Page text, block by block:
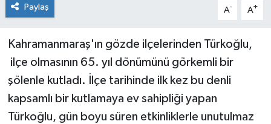
Paylaş A- A+
Kahramanmaraş'ın gözde ilçelerinden Türkoğlu,
ilçe olmasının 65. yıl dönümünü görkemli bir
şölenle kutladı. İlçe tarihinde ilk kez bu denli
kapsamlı bir kutlamaya ev sahipliği yapan
Türkoğlu, gün boyu süren etkinliklerle unutulmaz